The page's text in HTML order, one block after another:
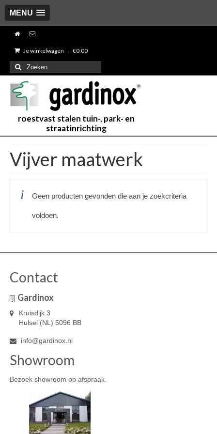
MENU
Je winkelwagen - €0,00
Zoeken
naar:
roestvast stalen tuin-, park- en
straatinrichting
Vijver maatwerk
Geen producten gevonden die aan je zoekcriteria
voldoen.
Contact
Gardinox
Kruisdijk 3
Hulsel (NL) 5096 BB
info@gardinox.nl
Showroom
Bezoek showroom op afspraak.